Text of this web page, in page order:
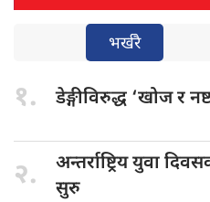
भर्खरै
१. डेङ्गीविरुद्ध ‘खोजर
२. अन्तर्राष्ट्रिय युवा
सुरु